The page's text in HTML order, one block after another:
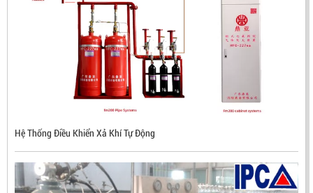
Hệ Thống Điều Khiển Xả Khí Tự Động